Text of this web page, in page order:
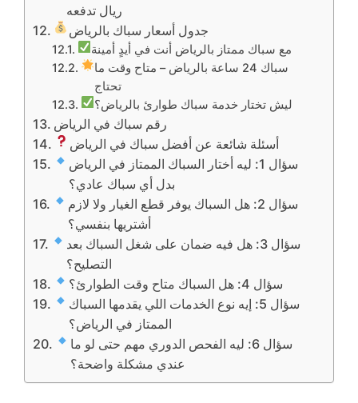
ريال تدفعه
جدول أسعار سباك بالرياض
مع سباك ممتاز بالرياض أنت في أيدٍ أمينة
سباك 24 ساعة بالرياض – متاح وقت ما
تحتاج
ليش تختار خدمة سباك طوارئ بالرياض؟
رقم سباك في الرياض
أسئلة شائعة عن أفضل سباك في الرياض
سؤال 1: ليه أختار السباك الممتاز في الرياض
بدل أي سباك عادي؟
سؤال 2: هل السباك يوفر قطع الغيار ولا لازم
أشتريها بنفسي؟
سؤال 3: هل فيه ضمان على شغل السباك بعد
التصليح؟
سؤال 4: هل السباك متاح وقت الطوارئ؟
سؤال 5: إيه نوع الخدمات اللي يقدمها السباك
الممتاز في الرياض؟
سؤال 6: ليه الفحص الدوري مهم حتى لو ما
عندي مشكلة واضحة؟